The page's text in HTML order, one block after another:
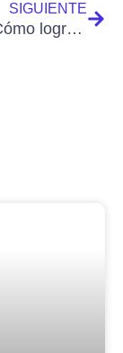
SIGUIENTE
PyMEs – Cómo lograr grandes resultados en pequeñas empresas en sólo 2 meses [ caso de éxito ]